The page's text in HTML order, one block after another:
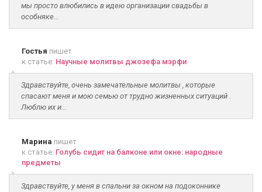
мы просто влюбились в идею организации свадьбы в
особняке...
Гостья пишет
к статье: Научные молитвы джозефа мэрфи
Здравствуйте, очень замечательные молитвы , которые
спасают меня и мою семью от трудно жизненных ситуаций .
Люблю их и...
Марина пишет
к статье: Голубь сидит на балконе или окне: народные
предметы
Здравствуйте, у меня в спальни за окном на подоконнике